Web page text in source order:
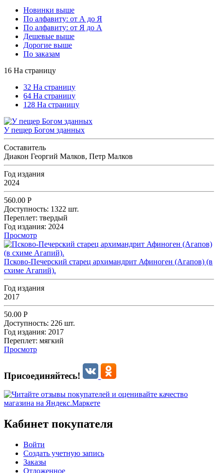
Новинки выше
По алфавиту: от А до Я
По алфавиту: от Я до А
Дешевые выше
Дорогие выше
По заказам
16 На страницу
32 На страницу
64 На страницу
128 На страницу
У пещер Богом зданных
Составитель
Диакон Георгий Малков, Петр Малков
Год издания
2024
560.00 Р
Доступность: 1322 шт.
Переплет: твердый
Год издания: 2024
Просмотр
Псково-Печерский старец архимандрит Афиноген (Агапов) (в
схиме Агапий).
Год издания
2017
50.00 Р
Доступность: 226 шт.
Год издания: 2017
Переплет: мягкий
Просмотр
Присоединяйтесь!
Кабинет покупателя
Войти
Создать учетную запись
Заказы
Отложенное